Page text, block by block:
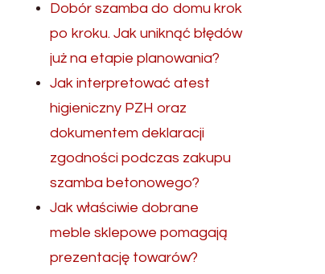
Dobór szamba do domu krok
po kroku. Jak uniknąć błędów
już na etapie planowania?
Jak interpretować atest
higieniczny PZH oraz
dokumentem deklaracji
zgodności podczas zakupu
szamba betonowego?
Jak właściwie dobrane
meble sklepowe pomagają
prezentację towarów?